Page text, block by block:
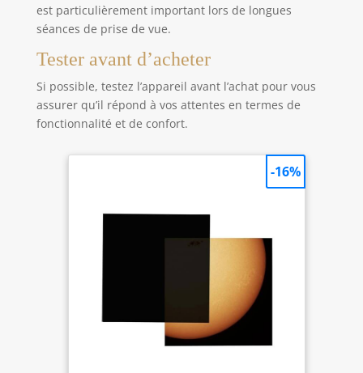
est particulièrement important lors de longues
séances de prise de vue.
Tester avant d’acheter
Si possible, testez l’appareil avant l’achat pour vous
assurer qu’il répond à vos attentes en termes de
fonctionnalité et de confort.
-16%